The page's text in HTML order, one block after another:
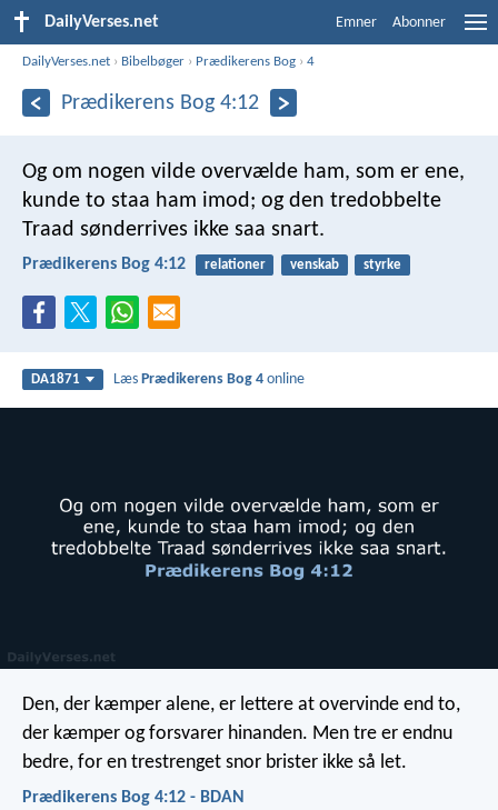
DailyVerses.net Emner Abonner
DailyVerses.net › Bibelbøger › Prædikerens Bog ›4
Prædikerens Bog 4:12
Og om nogen vilde overvælde ham, som er ene,
kunde to staa ham imod; og den tredobbelte
Traad sønderrives ikke saa snart.
Prædikerens Bog 4:12 relationer venskab styrke
DA1871 LæsPrædikerens Bog 4 online
Den, der kæmper alene, er lettere at overvinde end to,
der kæmper og forsvarer hinanden. Men tre er endnu
bedre, for en trestrenget snor brister ikke så let.
Prædikerens Bog 4:12 - BDAN